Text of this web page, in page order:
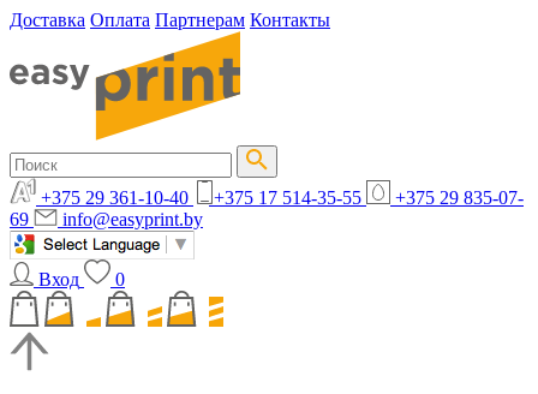
Доставка Оплата Партнерам Контакты
+375 29 361-10-40 +375 17 514-35-55
+375 29 835-07-
69
info@easyprint.by
Вход 0